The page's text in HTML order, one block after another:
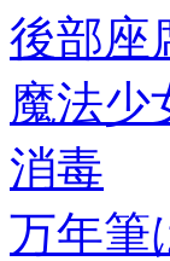
後部座
魔法少
消毒
万年筆